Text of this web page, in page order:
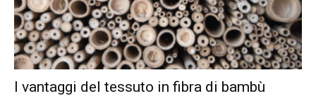
I vantaggi del tessuto in fibra di bambù